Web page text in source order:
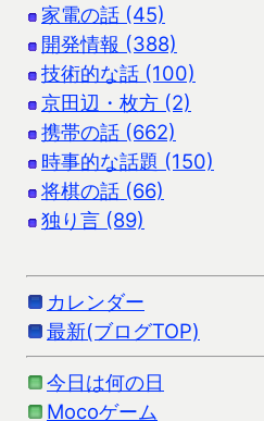
家電の話 (45)
開発情報 (388)
技術的な話 (100)
京田辺・枚方 (2)
携帯の話 (662)
時事的な話題 (150)
将棋の話 (66)
独り言 (89)
カレンダー
最新(ブログTOP)
今日は何の日
Mocoゲーム